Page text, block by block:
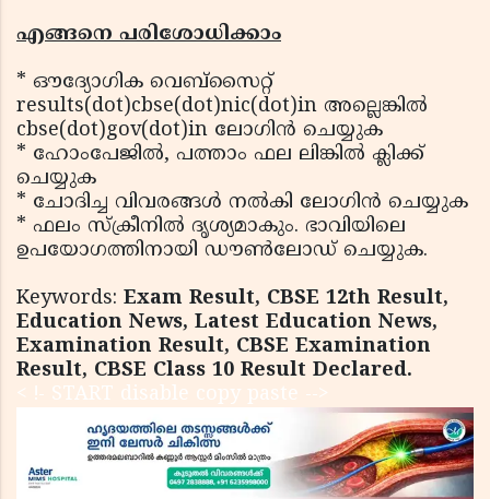
എങ്ങനെ പരിശോധിക്കാം
* ഔദ്യോഗിക വെബ്‌സൈറ്റ്
results(dot)cbse(dot)nic(dot)in അല്ലെങ്കില്‍
cbse(dot)gov(dot)in ലോഗിന്‍ ചെയ്യുക
* ഹോംപേജില്‍, പത്താം ഫല ലിങ്കില്‍ ക്ലിക്ക്
ചെയ്യുക
* ചോദിച്ച വിവരങ്ങള്‍ നല്‍കി ലോഗിന്‍ ചെയ്യുക
* ഫലം സ്‌ക്രീനില്‍ ദൃശ്യമാകും. ഭാവിയിലെ
ഉപയോഗത്തിനായി ഡൗണ്‍ലോഡ് ചെയ്യുക.
Keywords: Exam Result, CBSE 12th Result,
Education News, Latest Education News,
Examination Result, CBSE Examination
Result, CBSE Class 10 Result Declared.
< !- START disable copy paste -->